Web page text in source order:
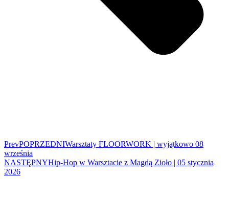
PrevPOPRZEDNIWarsztaty FLOORWORK | wyjątkowo 08
września
NASTĘPNYHip-Hop w Warsztacie z Magdą Zioło | 05 stycznia
2026